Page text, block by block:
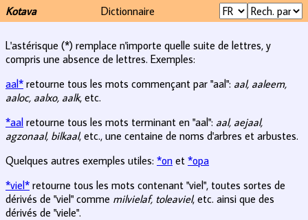
Kotava Dictionnaire
L'astérisque (*) remplace n'importe quelle suite de lettres, y
compris une absence de lettres. Exemples:
aal* retourne tous les mots commençant par "aal": aal, aaleem,
aaloc, aalxo, aalk, etc.
*aal retourne tous les mots terminant en "aal": aal, aejaal,
agzonaal, bilkaal, etc., une centaine de noms d'arbres et arbustes.
Quelques autres exemples utiles: *on et *opa
*viel* retourne tous les mots contenant "viel", toutes sortes de
dérivés de "viel" comme milvielaf, toleaviel, etc. ainsi que des
dérivés de "viele".